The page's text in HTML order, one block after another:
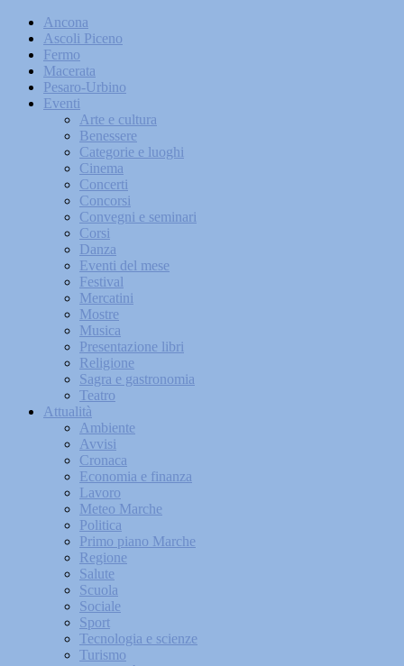
Ancona
Ascoli Piceno
Fermo
Macerata
Pesaro-Urbino
Eventi
Arte e cultura
Benessere
Categorie e luoghi
Cinema
Concerti
Concorsi
Convegni e seminari
Corsi
Danza
Eventi del mese
Festival
Mercatini
Mostre
Musica
Presentazione libri
Religione
Sagra e gastronomia
Teatro
Attualità
Ambiente
Avvisi
Cronaca
Economia e finanza
Lavoro
Meteo Marche
Politica
Primo piano Marche
Regione
Salute
Scuola
Sociale
Sport
Tecnologia e scienze
Turismo